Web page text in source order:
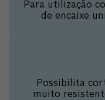
Para utilização
de encaixe
Possibilita
muito